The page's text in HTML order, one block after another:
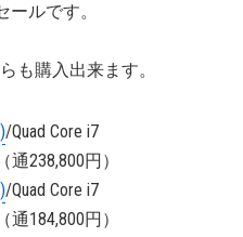
ルです。
も購入出来ます。
/Quad Core i7
238,800円）
/Quad Core i7
184,800円）